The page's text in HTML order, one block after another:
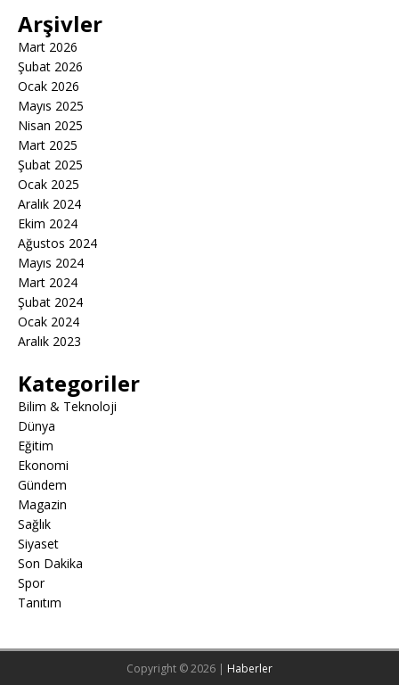
Arşivler
Mart 2026
Şubat 2026
Ocak 2026
Mayıs 2025
Nisan 2025
Mart 2025
Şubat 2025
Ocak 2025
Aralık 2024
Ekim 2024
Ağustos 2024
Mayıs 2024
Mart 2024
Şubat 2024
Ocak 2024
Aralık 2023
Kategoriler
Bilim & Teknoloji
Dünya
Eğitim
Ekonomi
Gündem
Magazin
Sağlık
Siyaset
Son Dakika
Spor
Tanıtım
Copyright © 2026 | Haberler